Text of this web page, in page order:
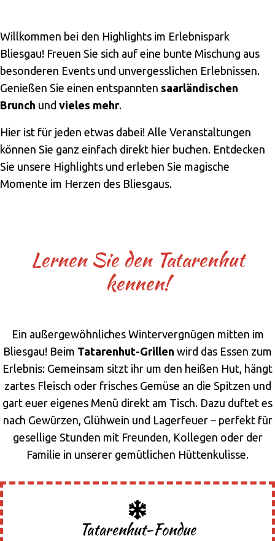
Willkommen bei den Highlights im Erlebnispark
Bliesgau! Freuen Sie sich auf eine bunte Mischung aus
besonderen Events und unvergesslichen Erlebnissen.
Genießen Sie einen entspannten saarländischen
Brunch und vieles mehr.
Hier ist für jeden etwas dabei! Alle Veranstaltungen
können Sie ganz einfach direkt hier buchen. Entdecken
Sie unsere Highlights und erleben Sie magische
Momente im Herzen des Bliesgaus.
Lernen Sie den Tatarenhut
kennen!
Ein außergewöhnliches Wintervergnügen mitten im
Bliesgau! Beim Tatarenhut-Grillen wird das Essen zum
Erlebnis: Gemeinsam sitzt ihr um den heißen Hut, hängt
zartes Fleisch oder frisches Gemüse an die Spitzen und
gart euer eigenes Menü direkt am Tisch. Dazu duftet es
nach Gewürzen, Glühwein und Lagerfeuer – perfekt für
gesellige Stunden mit Freunden, Kollegen oder der
Familie in unserer gemütlichen Hüttenkulisse.
Tatarenhut-Fondue